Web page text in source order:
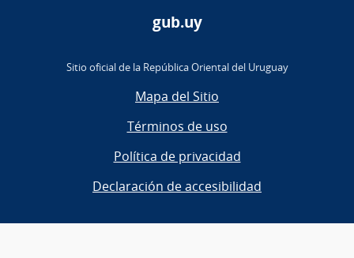
gub.uy
Sitio oficial de la República Oriental del Uruguay
Mapa del Sitio
Términos de uso
Política de privacidad
Declaración de accesibilidad